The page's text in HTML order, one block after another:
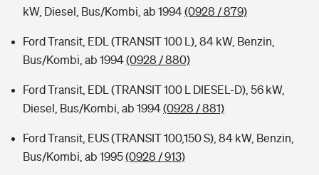
kW, Diesel, Bus/Kombi, ab 1994(0928 / 879)
Ford Transit, EDL (TRANSIT 100 L), 84 kW, Benzin,
Bus/Kombi, ab 1994(0928 / 880)
Ford Transit, EDL (TRANSIT 100 L DIESEL-D), 56 kW,
Diesel, Bus/Kombi, ab 1994(0928 / 881)
Ford Transit, EUS (TRANSIT 100,150 S), 84 kW, Benzin,
Bus/Kombi, ab 1995(0928 / 913)